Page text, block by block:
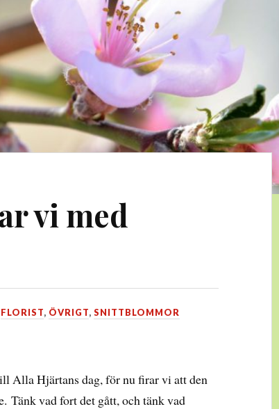
vi med
FLORIST, ÖVRIGT, SNITTBLOMMOR
Alla Hjärtans dag, för nu firar vi att den
Tänk vad fort det gått, och tänk vad